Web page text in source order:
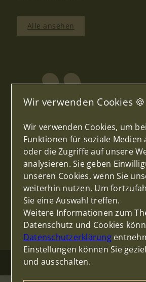
Alle ansehen
MERIC KILIC
Wir freuen uns sehr über
positiven Kundenstimmen.
eine Auszeichnung
und gibt Ihnen einen
inn unserere
Wir verwenden Cookies 🍪
Wir verwenden Cookies, um
Funktionen für soziale Medien
oder die Zugriffe auf unsere
analysieren. Sie geben
unseren Cookies, wenn Sie
weiterhin nutzen. Um
Sie eine Auswahl treffen.
Weitere Informationen zum
Datenschutz und Cookies
Datenschutzerklärung
Einstellungen können Sie
und ausschalten.